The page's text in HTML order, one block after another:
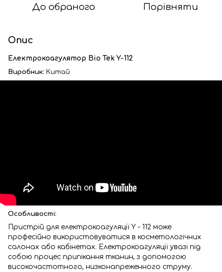
До обраного Порівняти
Опис
Електрокоагулятор Bio Tek Y-112
Виробник: Китай
Особливості:
Пристрій для електрокоагуляції Y - 112 може
професійно використовуватися в косметологічних
салонах або кабінетах. Електрокоагуляції увазі під
собою процес припікання тканин, з допомогою
високочастотного, низконапреженного струму.